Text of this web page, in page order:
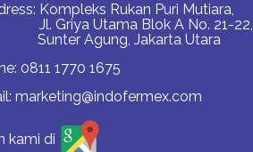
Kompleks Rukan Puri Mutiara,
Griya Utama Blok A No. 21-22,
Agung, Jakarta Utara
0811 1770 1675
marketing@indofermex.com
kami di